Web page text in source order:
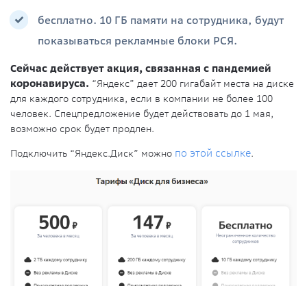
бесплатно. 10 ГБ памяти на сотрудника, будут
показываться рекламные блоки РСЯ.
Сейчас действует акция, связанная с пандемией
коронавируса. “Яндекс” дает 200 гигабайт места на диске
для каждого сотрудника, если в компании не более 100
человек. Спецпредложение будет действовать до 1 мая,
возможно срок будет продлен.
Подключить “Яндекс.Диск” можно по этой ссылке.